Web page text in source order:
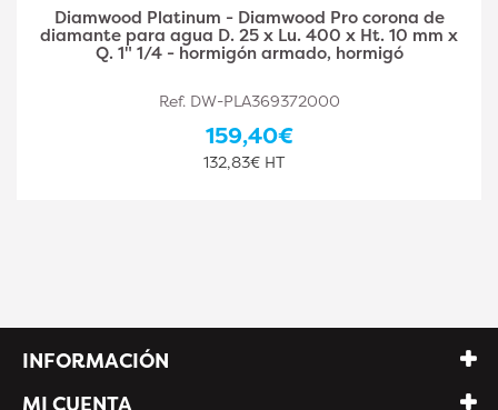
Diamwood Platinum - Diamwood Pro corona de
diamante para agua D. 30 x Lu. 400 x Ht. 10 mm x
Q. 1" 1/4 - hormigón armado, hormigó
Ref. DW-PLA369372001
174,10€
145,08€ HT
INFORMACIÓN
MI CUENTA